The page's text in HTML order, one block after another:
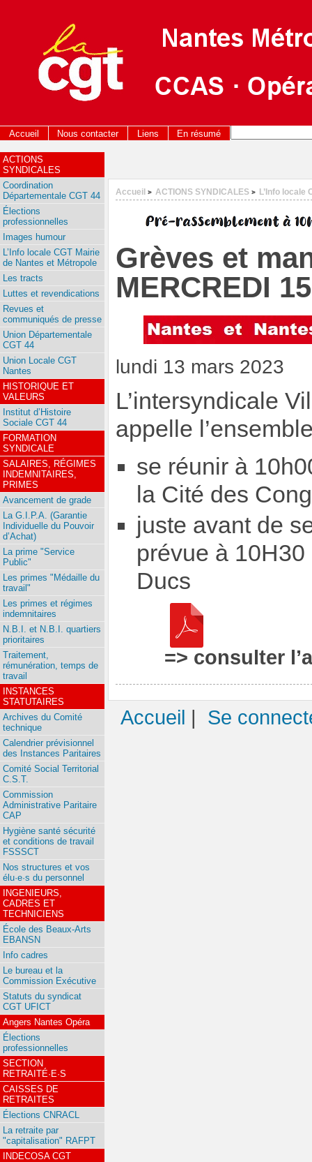
Accueil Nous contacter Liens En résumé
Accueil > ACTIONS SYNDICALES > L’Info locale
Grèves et
MERCREDI
lundi 13 mars 2023
L’intersyndicale
appelle
se réunir à
la Cité des
juste avant de
prévue à 10H30
Ducs
=> consulter
ACTIONS
SYNDICALES
Coordination
Départementale CGT 44
Élections
professionnelles
Images humour
L’Info locale CGT Mairie
de Nantes et Métropole
Les tracts
Luttes et revendications
Revues et
communiqués de presse
Union Départementale
CGT 44
Union Locale CGT
Nantes
HISTORIQUE ET
VALEURS
Institut d’Histoire
Sociale CGT 44
FORMATION
SYNDICALE
SALAIRES, RÉGIMES
INDEMNITAIRES,
PRIMES
Avancement de grade
La G.I.P.A. (Garantie
Individuelle du Pouvoir
d’Achat)
La prime "Service
Public"
Les primes "Médaille du
travail"
Les primes et régimes
indemnitaires
N.B.I. et N.B.I. quartiers
prioritaires
Traitement,
rémunération, temps de
travail
INSTANCES
STATUTAIRES
Archives du Comité
technique
Calendrier prévisionnel
des Instances Paritaires
Comité Social Territorial
C.S.T.
Commission
Administrative Paritaire
CAP
Hygiène santé sécurité
et conditions de travail
FSSSCT
Nos structures et vos
élu·e·s du personnel
INGENIEURS,
CADRES ET
TECHNICIENS
École des Beaux-Arts
EBANSN
Info cadres
Le bureau et la
Commission Exécutive
Statuts du syndicat
CGT UFICT
Angers Nantes Opéra
Élections
professionnelles
SECTION
RETRAITÉ·E·S
CAISSES DE
RETRAITES
Élections CNRACL
La retraite par
"capitalisation" RAFPT
INDECOSA CGT
Accueil | Se